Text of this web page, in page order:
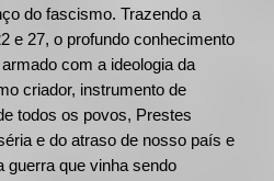
do fascismo. Trazendo a
e 27, o profundo conhecimento
com a ideologia da
criador, instrumento de
todos os povos, Prestes
e do atraso de nosso país e
guerra que vinha sendo